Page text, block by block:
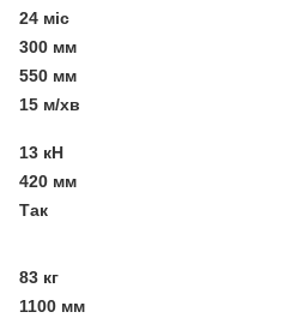
24 міс
300 мм
550 мм
15 м/хв
13 кН
420 мм
Так
83 кг
1100 мм